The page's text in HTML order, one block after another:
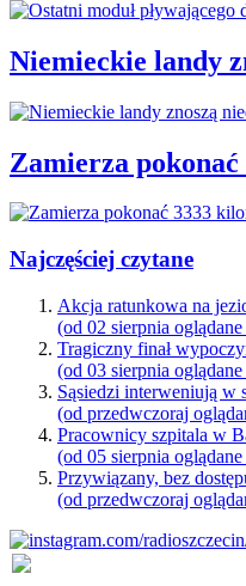
Niemieckie landy
Zamierza
Najczęściej czytane
Akcja ratunkowa na
(od 02 sierpnia
Tragiczny finał
(od 03 sierpnia
Sąsiedzi interweniują w
(od przedwczoraj
Pracownicy szpitala w
(od 05 sierpnia
Przywiązany, bez
(od przedwczoraj